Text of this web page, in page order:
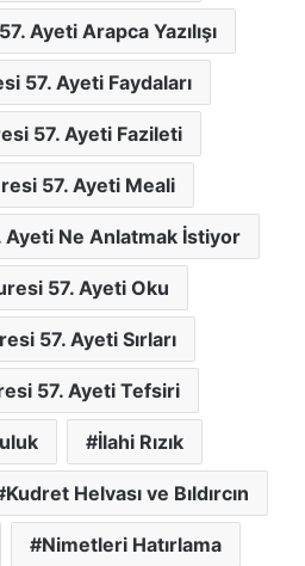
Ayeti Arapca Yazılışı
57. Ayeti Faydaları
57. Ayeti Fazileti
57. Ayeti Meali
Ayeti Ne Anlatmak İstiyor
57. Ayeti Oku
57. Ayeti Sırları
57. Ayeti Tefsiri
İlahi Rızık
Kudret Helvası ve Bıldırcın
Nimetleri Hatırlama